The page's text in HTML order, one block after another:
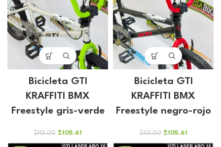
Bicicleta GTI
KRAFFITI BMX
Freestyle gris-verde
$113.00 El
precio
$105.61El
precio
Bicicleta GTI
KRAFFITI BMX
Freestyle negro-rojo
$113.00 El
precio
$105.61El
precio